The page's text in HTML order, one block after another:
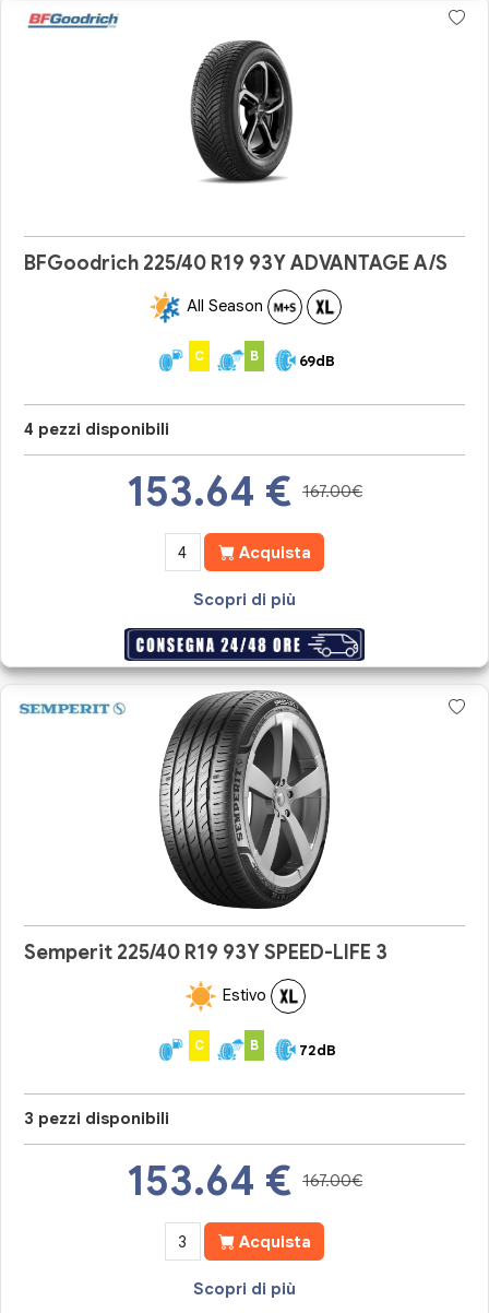
BFGoodrich 225/40 R19 93Y ADVANTAGE A/S
All Season
C B 69dB
4 pezzi disponibili
153.64 € 167.00€
Acquista
Scopri di più
Semperit 225/40 R19 93Y SPEED-LIFE 3
Estivo
C B 72dB
3 pezzi disponibili
153.64 € 167.00€
Acquista
Scopri di più